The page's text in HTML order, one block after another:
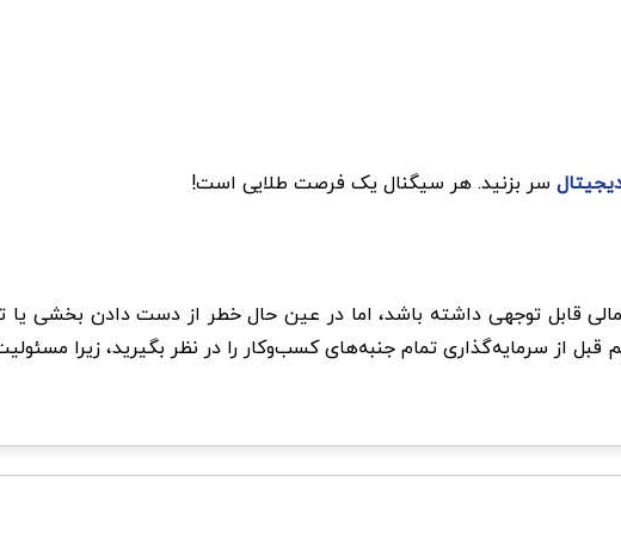
سر بزنید. هر سیگنال یک فرصت طلایی است!
مالی قابل توجهی داشته باشد، اما در عین حال خطر از دست دادن بخشی یا
قبل از سرمایه‌گذاری تمام جنبه‌های کسب‌وکار را در نظر بگیرید، زیرا